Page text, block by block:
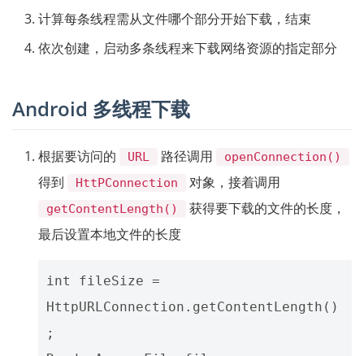
计算每条线程需从文件哪个部分开始下载，结束
依次创建，启动多条线程来下载网络资源的指定部分
Android 多线程下载
根据要访问的 URL 路径调用 openConnection()
得到 HttPConnection 对象，接着调用
getContentLength()
获得要下载的文件的长度，
最后设置本地文件的长度
int fileSize =
HttpURLConnection.getContentLength()
;